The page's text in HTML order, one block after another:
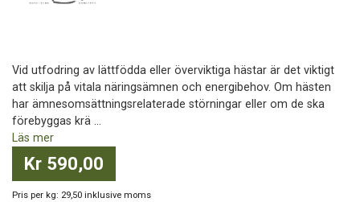
Vid utfodring av lättfödda eller överviktiga hästar är det viktigt
att skilja på vitala näringsämnen och energibehov. Om hästen
har ämnesomsättningsrelaterade störningar eller om de ska
förebyggas krä ...
Läs mer
Kr 590,00
Pris per kg: 29,50 inklusive moms